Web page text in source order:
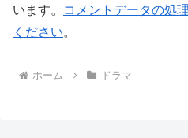
います。
コメントデータの処
ください。
ホーム ドラマ